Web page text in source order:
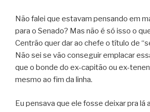
Não falei que estavam pensando em
para o Senado? Mas não é só isso o
Centrão quer dar ao chefe o título de
Não sei se vão conseguir emplacar
que o bonde do ex-capitão ou ex-
mesmo ao fim da linha.
Eu pensava que ele fosse deixar pra lá